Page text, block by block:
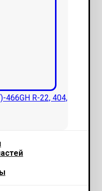
466GН R-22, 404,